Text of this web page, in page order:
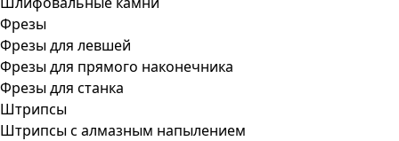
Фрезы
Фрезы для левшей
Фрезы для прямого наконечника
Фрезы для станка
Штрипсы
Штрипсы c алмазным напылением